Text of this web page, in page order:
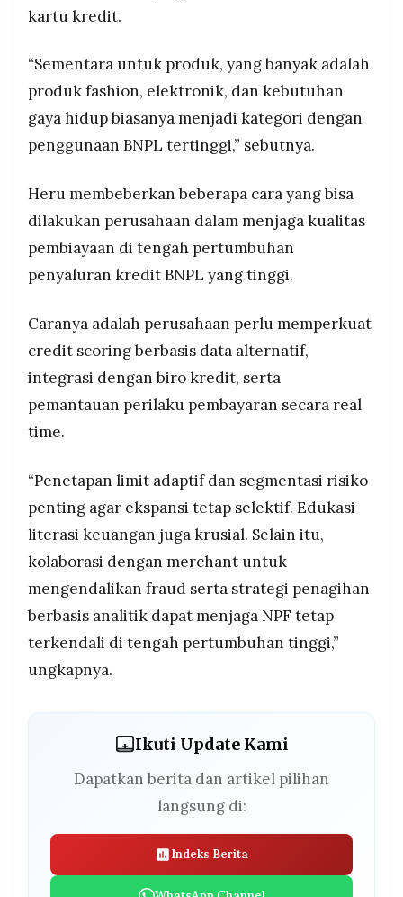
kartu kredit.
“Sementara untuk produk, yang banyak adalah
produk fashion, elektronik, dan kebutuhan
gaya hidup biasanya menjadi kategori dengan
penggunaan BNPL tertinggi,” sebutnya.
Heru membeberkan beberapa cara yang bisa
dilakukan perusahaan dalam menjaga kualitas
pembiayaan di tengah pertumbuhan
penyaluran kredit BNPL yang tinggi.
Caranya adalah perusahaan perlu memperkuat
credit scoring berbasis data alternatif,
integrasi dengan biro kredit, serta
pemantauan perilaku pembayaran secara real
time.
“Penetapan limit adaptif dan segmentasi risiko
penting agar ekspansi tetap selektif. Edukasi
literasi keuangan juga krusial. Selain itu,
kolaborasi dengan merchant untuk
mengendalikan fraud serta strategi penagihan
berbasis analitik dapat menjaga NPF tetap
terkendali di tengah pertumbuhan tinggi,”
ungkapnya.
Ikuti Update Kami
Dapatkan berita dan artikel pilihan
langsung di:
Indeks Berita